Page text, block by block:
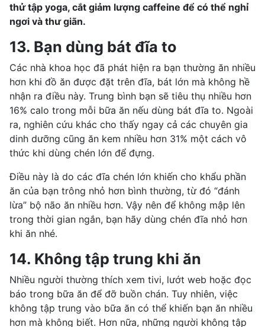
thử tập yoga, cắt giảm lượng caffeine để có thể nghỉ
ngơi và thư giãn.
13. Bạn dùng bát đĩa to
Các nhà khoa học đã phát hiện ra bạn thường ăn nhiều
hơn khi đồ ăn được đặt trên đĩa, bát lớn mà không hề
nhận ra điều này. Trung bình bạn sẽ tiêu thụ nhiều hơn
16% calo trong mỗi bữa ăn nếu dùng bát đĩa to. Ngoài
ra, nghiên cứu khác cho thấy ngay cả các chuyên gia
dinh dưỡng cũng ăn kem nhiều hơn 31% một cách vô
thức khi dùng chén lớn để đựng.
Điều này là do các đĩa chén lớn khiến cho khẩu phần
ăn của bạn trông nhỏ hơn bình thường, từ đó “đánh
lừa” bộ não ăn nhiều hơn. Vậy nên để không mập lên
trong thời gian ngắn, bạn hãy dùng chén đĩa nhỏ hơn
khi ăn nhé.
14. Không tập trung khi ăn
Nhiều người thường thích xem tivi, lướt web hoặc đọc
báo trong bữa ăn để đỡ buồn chán. Tuy nhiên, việc
không tập trung vào bữa ăn có thể khiến bạn ăn nhiều
hơn mà không biết. Hơn nữa, những người không tập